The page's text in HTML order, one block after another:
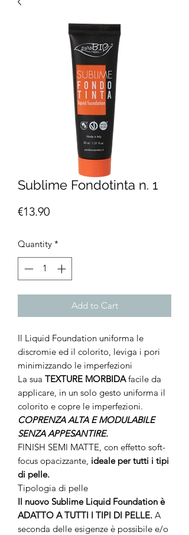
Sublime Fondotinta n. 1
€13.90Price
Quantity *
Add to Cart
Il Liquid Foundation uniforma le
discromie ed il colorito, leviga i pori
minimizzando le imperfezioni
La sua TEXTURE MORBIDAfacile da
applicare, in un solo gesto uniforma il
colorito e copre le imperfezioni.
COPRENZA ALTA E MODULABILE
SENZA APPESANTIRE.
FINISH SEMI MATTE, con effetto soft-
focus opacizzante, ideale per tutti i tipi
di pelle.
Tipologia di pelle
Il nuovo Sublime Liquid Foundation è
ADATTO A TUTTI I TIPI DI PELLE. A
seconda delle esigenze è possibile e/o